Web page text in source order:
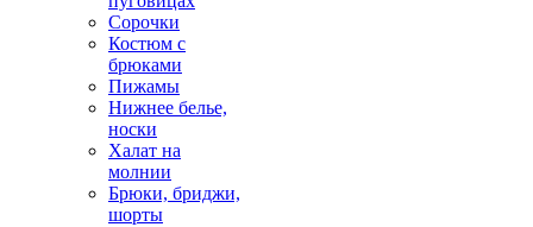
Сорочки
Костюм с
брюками
Пижамы
Нижнее белье,
носки
Халат на
молнии
Брюки, бриджи,
шорты